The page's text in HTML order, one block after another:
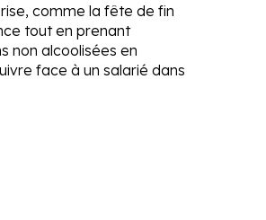
comme la fête de fin
tout en prenant
non alcoolisées en
face à un salarié dans